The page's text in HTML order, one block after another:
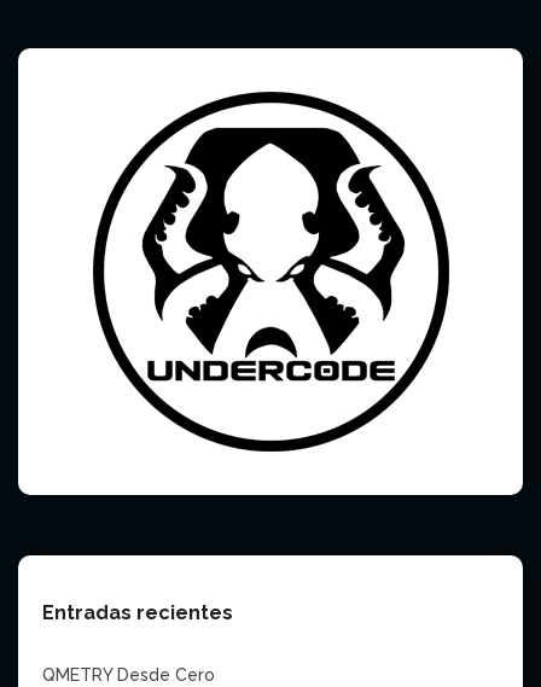
Entradas recientes
QMETRY Desde Cero